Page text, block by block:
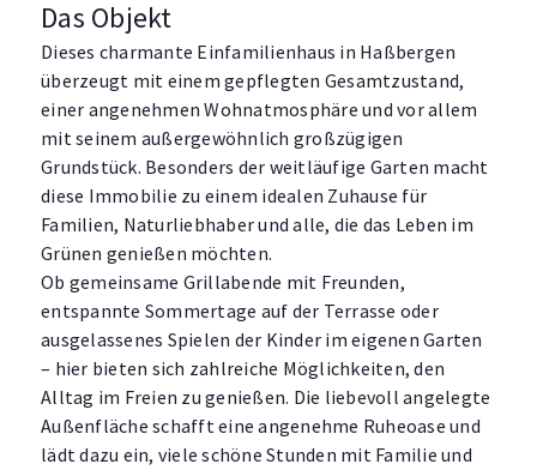
Haus zu kaufen in Haßbergen
Gepflegtes Einfamilienhaus auf
großzügigem Grundstück in
Haßbergen
Das Objekt
Dieses charmante Einfamilienhaus in Haßbergen
überzeugt mit einem gepflegten Gesamtzustand,
einer angenehmen Wohnatmosphäre und vor allem
mit seinem außergewöhnlich großzügigen
Grundstück. Besonders der weitläufige Garten macht
diese Immobilie zu einem idealen Zuhause für
Familien, Naturliebhaber und alle, die das Leben im
Grünen genießen möchten.
Ob gemeinsame Grillabende mit Freunden,
entspannte Sommertage auf der Terrasse oder
ausgelassenes Spielen der Kinder im eigenen Garten
– hier bieten sich zahlreiche Möglichkeiten, den
Alltag im Freien zu genießen. Die liebevoll angelegte
Außenfläche schafft eine angenehme Ruheoase und
lädt dazu ein, viele schöne Stunden mit Familie und